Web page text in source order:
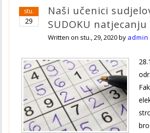
stu.
29
Naši učenici
SUDOKU natjecanju
Written on stu., 29, 2020by admin